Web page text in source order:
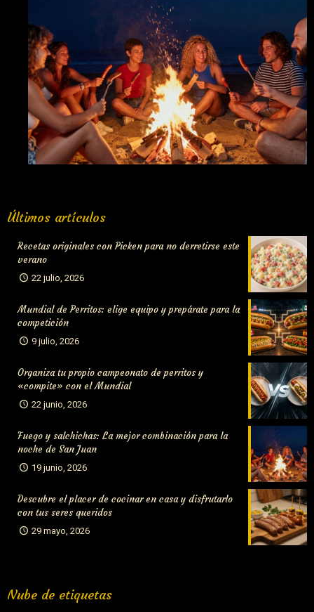
Últimos artículos
Recetas originales con Picken para no derretirse este
verano
22 julio, 2026
Mundial de Perritos: elige equipo y prepárate para la
competición
9 julio, 2026
Organiza tu propio campeonato de perritos y
«compite» con el Mundial
22 junio, 2026
Fuego y salchichas: La mejor combinación para la
noche de San Juan
19 junio, 2026
Descubre el placer de cocinar en casa y disfrutarlo
con tus seres queridos
29 mayo, 2026
Nube de etiquetas